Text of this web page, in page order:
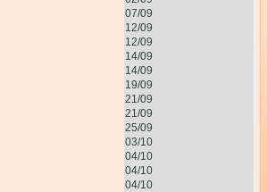
07/09
12/09
12/09
14/09
14/09
19/09
21/09
21/09
25/09
03/10
04/10
04/10
04/10